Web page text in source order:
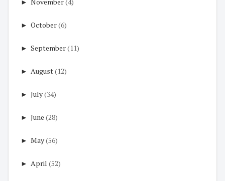
► October(6)
► September(11)
► August(12)
► July(34)
► June (28)
► May(56)
► April (52)